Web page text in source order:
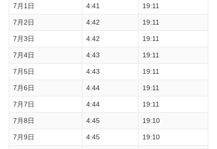
7月1日 4:41 19:11
7月2日 4:42 19:11
7月3日 4:42 19:11
7月4日 4:43 19:11
7月5日 4:43 19:11
7月6日 4:44 19:11
7月7日 4:44 19:11
7月8日 4:45 19:10
7月9日 4:45 19:10